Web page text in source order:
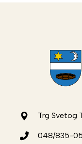
Trg Svetog
048/835-